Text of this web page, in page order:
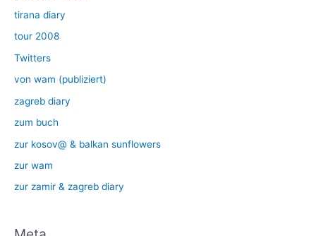
tirana diary
tour 2008
Twitters
von wam (publiziert)
zagreb diary
zum buch
zur kosov@ & balkan sunflowers
zur wam
zur zamir & zagreb diary